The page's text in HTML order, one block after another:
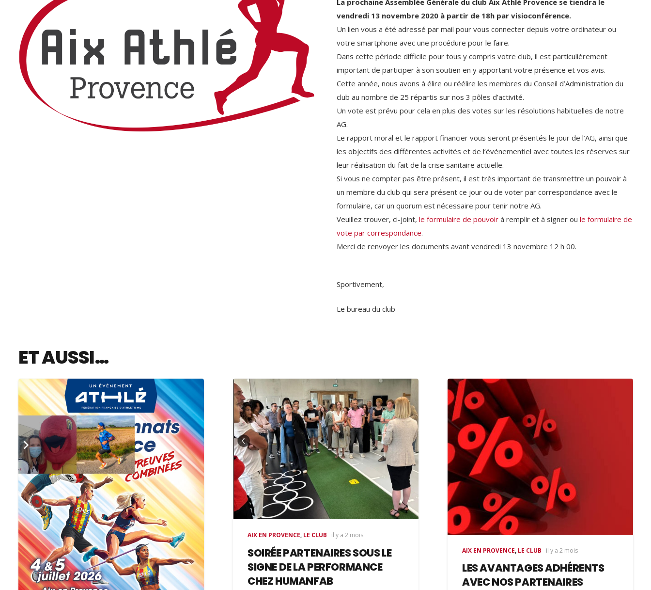
vendredi 13 novembre 2020 à partir de 18h par visioconférence.
Un lien vous a été adressé par mail pour vous connecter depuis votre ordinateur ou
votre smartphone avec une procédure pour le faire.
Dans cette période difficile pour tous y compris votre club, il est particulièrement
important de participer à son soutien en y apportant votre présence et vos avis.
Cette année, nous avons à élire ou réélire les membres du Conseil d’Administration du
club au nombre de 25 répartis sur nos 3 pôles d’activité.
Un vote est prévu pour cela en plus des votes sur les résolutions habituelles de notre
AG.
Le rapport moral et le rapport financier vous seront présentés le jour de l’AG, ainsi que
les objectifs des différentes activités et de l’événementiel avec toutes les réserves sur
leur réalisation du fait de la crise sanitaire actuelle.
Si vous ne compter pas être présent, il est très important de transmettre un pouvoir à
un membre du club qui sera présent ce jour ou de voter par correspondance avec le
formulaire, car un quorum est nécessaire pour tenir notre AG.
Veuillez trouver, ci-joint, le formulaire de pouvoir à remplir et à signer ou le formulaire de
vote par correspondance.
Merci de renvoyer les documents avant vendredi 13 novembre 12 h 00.
Sportivement,
Le bureau du club
ET AUSSI…
AIX EN PROVENCE, LE CLUB il y a 2 mois
SOIRÉE PARTENAIRES SOUS LE
SIGNE DE LA PERFORMANCE
CHEZ HUMANFAB
AIX EN PROVENCE, LE CLUB il y a 2 mois
LES AVANTAGES ADHÉRENTS
AVEC NOS PARTENAIRES